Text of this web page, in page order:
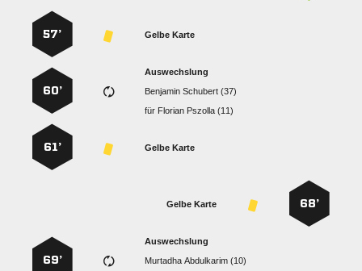
Gelbe Karte
57’
Auswechslung
  
für   
60’
Gelbe Karte
61’
68’
Gelbe Karte
Auswechslung
  
69’